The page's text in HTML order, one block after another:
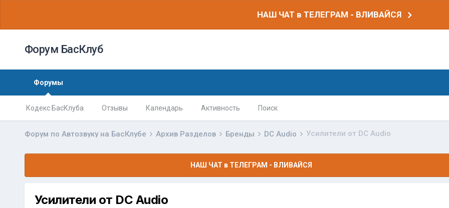
НАШ ЧАТ в ТЕЛЕГРАМ - ВЛИВАЙСЯ
Форум БасКлуб
Форумы
Кодекс БасКлуба Отзывы Календарь Активность Поиск
Форум по Автозвуку на БасКлубе Архив Разделов Бренды DC Audio Усилители от DC Audio
НАШ ЧАТ в ТЕЛЕГРАМ - ВЛИВАЙСЯ
Усилители от DC Audio